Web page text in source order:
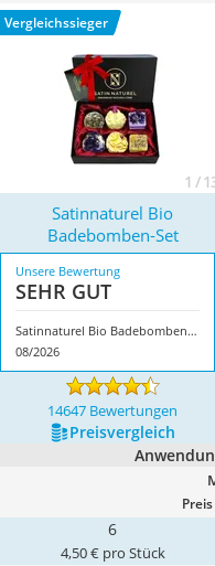
Mineralfutter Pferd
Massagegerät
Ausklang des Tages
Ihre Haut mit
im August 2026
Badebomben-Set
* mit
Vergleichssieger
1 /
Satinnaturel Bio
Badebomben-Set
Unsere Bewertung
SEHR GUT
Satinnaturel Bio Badebomben-Set
08/2026
14647 Bewertungen
Preis­vergleich
6
4,50 € pro Stück